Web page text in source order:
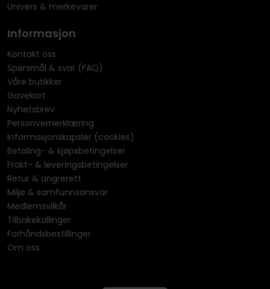
Univers & merkevarer
Informasjon
Kontakt oss
Spørsmål & svar (FAQ)
Våre butikker
Gavekort
Nyhetsbrev
Personvernerklæring
Informasjonskapsler (cookies)
Betaling- & kjøpsbetingelser
Frakt- & leveringsbetingelser
Retur & angrerett
Miljø & samfunnsansvar
Medlemsvilkår
Tilbakekallinger
Forhåndsbestillinger
Om oss